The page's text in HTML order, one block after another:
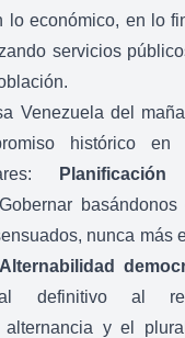
lo económico, en lo
servicios
Venezuela del
histórico
Gobernar basándonos
nunca más
Alternabilidad
definitivo al
alternancia y el